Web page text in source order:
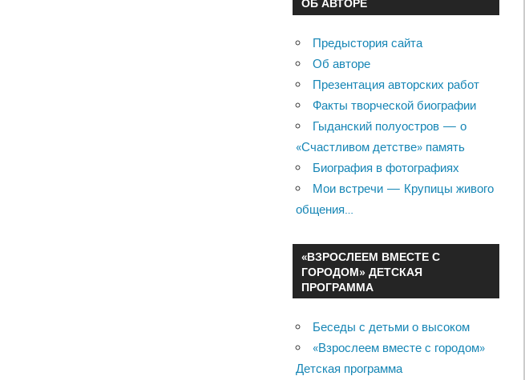
ОБ АВТОРЕ
Предыстория сайта
Об авторе
Презентация авторских работ
Факты творческой биографии
Гыданский полуостров — о
«Счастливом детстве» память
Биография в фотографиях
Мои встречи — Крупицы живого
общения…
«ВЗРОСЛЕЕМ ВМЕСТЕ С
ГОРОДОМ» ДЕТСКАЯ
ПРОГРАММА
Беседы с детьми о высоком
«Взрослеем вместе с городом»
Детская программа